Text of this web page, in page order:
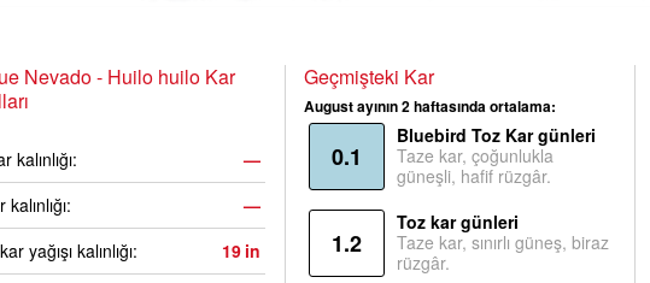
Nevado - Huilo huilo Kar
kalınlığı:
—
—
yağışı kalınlığı:
19 in
Geçmişteki Kar
August ayının 2 haftasında ortalama:
0.1
Bluebird Toz Kar günleri
Taze kar, çoğunlukla
güneşli, hafif rüzgâr.
1.2
Toz kar günleri
Taze kar, sınırlı güneş, biraz
rüzgâr.